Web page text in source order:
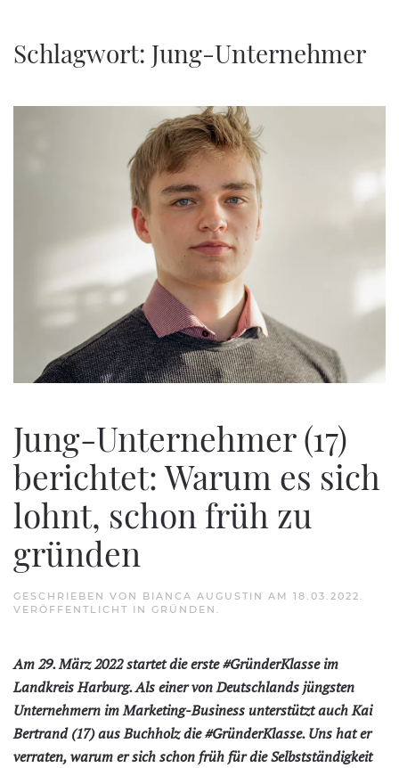
Zum Hauptinhalt springen
Schlagwort: Jung-Unternehmer
Jung-Unternehmer (17)
berichtet: Warum es sich
lohnt, schon früh zu
gründen
GESCHRIEBEN VON BIANCA AUGUSTIN AM 18.03.2022
VERÖFFENTLICHT IN GRÜNDEN
Am 29. März 2022 startet die erste#GründerKlasseim
Landkreis Harburg. Als einer von Deutschlands jüngsten
Unternehmern im Marketing-Business unterstützt auch Kai
Bertrand (17) aus Buchholz die #GründerKlasse. Uns hat er
verraten, warum er sich schon früh für die Selbstständigkeit